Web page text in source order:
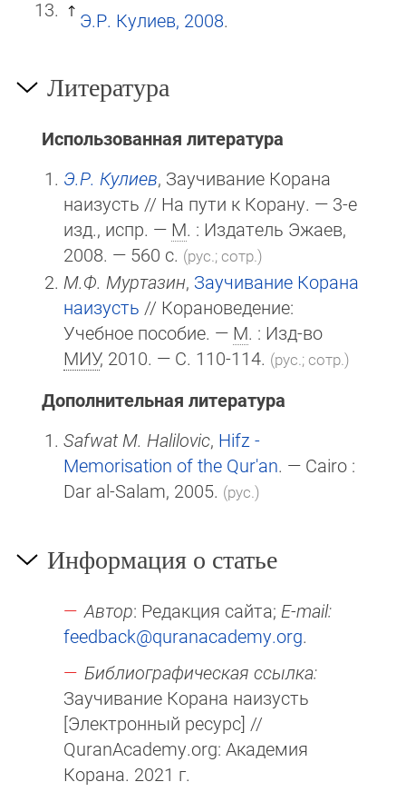
Э.Р. Кулиев, 2008.
Литература
Использованная литература
Э.Р. Кулиев, Заучивание Корана
наизусть // На пути к Корану. — 3-е
изд., испр. — М. : Издатель Эжаев,
2008. — 560 с. (рус.; сотр.)
М.Ф. Муртазин, Заучивание Корана
наизусть // Корановедение:
Учебное пособие. — М. : Изд-во
МИУ, 2010. — С. 110-114. (рус.; сотр.)
Дополнительная литература
Safwat M. Halilovic, Hifz -
Memorisation of the Qur'an. — Cairo :
Dar al-Salam, 2005. (рус.)
Информация о статье
Автор: Редакция сайта; E-mail:
feedback@quranacademy.org.
Библиографическая ссылка:
Заучивание Корана наизусть
[Электронный ресурс] //
QuranAcademy.org: Академия
Корана. 2021 г.